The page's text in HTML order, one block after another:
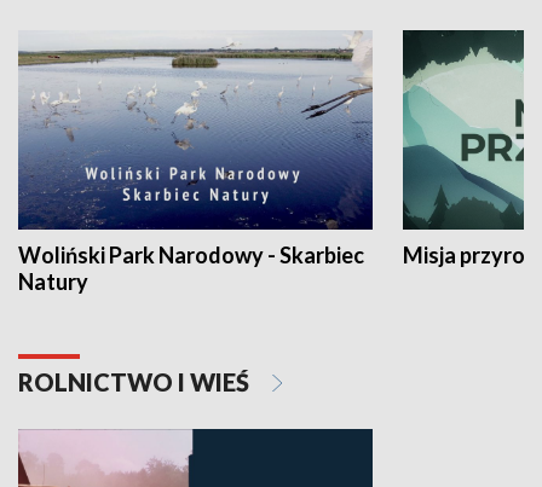
Woliński Park Narodowy - Skarbiec
Natury
Misja
ROLNICTWO I WIEŚ